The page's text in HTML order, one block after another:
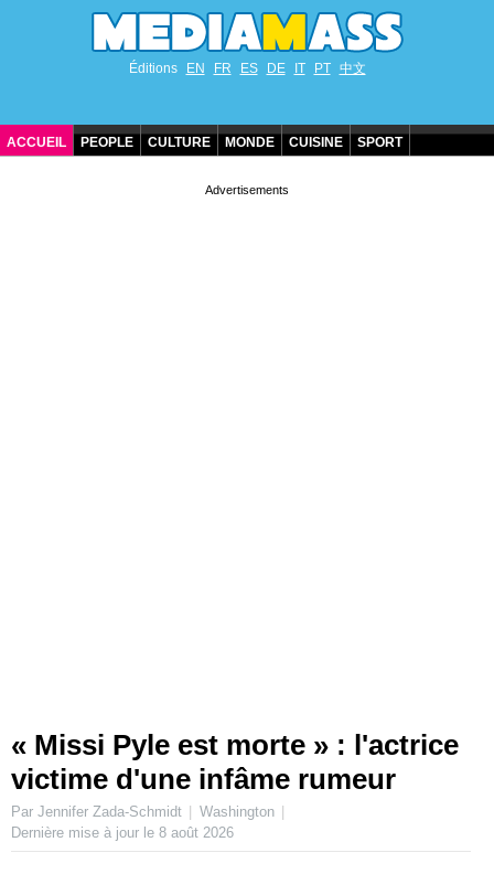
Éditions EN FR ES DE IT PT 中文
ACCUEIL PEOPLE CULTURE MONDE CUISINE SPORT
« Missi Pyle est morte » : l'actrice
victime d'une infâme rumeur
Par Jennifer Zada-Schmidt
Washington
Dernière mise à jour le 8 août 2026